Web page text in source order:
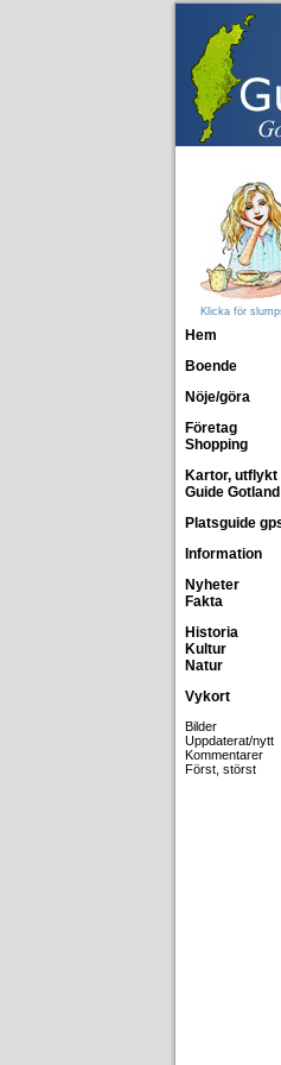
Klicka för
Hem
Boende
Nöje/göra
Företag
Shopping
Kartor, utflykt
Guide Gotland
Platsguide
Information
Nyheter
Fakta
Historia
Kultur
Natur
Vykort
Bilder
Uppdaterat/nytt
Kommentarer
Först, störst